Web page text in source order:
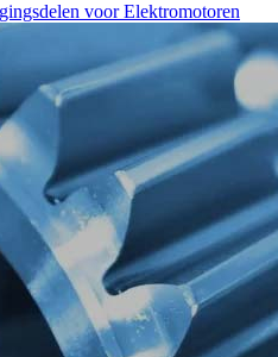
voor Elektromotoren